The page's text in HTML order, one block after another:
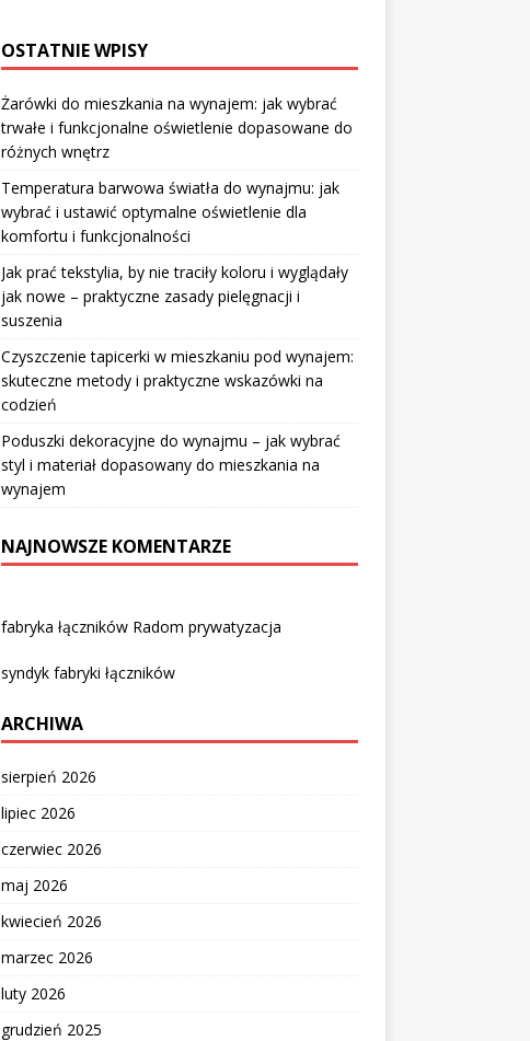
OSTATNIE WPISY
Żarówki do mieszkania na wynajem: jak wybrać
trwałe i funkcjonalne oświetlenie dopasowane do
różnych wnętrz
Temperatura barwowa światła do wynajmu: jak
wybrać i ustawić optymalne oświetlenie dla
komfortu i funkcjonalności
Jak prać tekstylia, by nie traciły koloru i wyglądały
jak nowe – praktyczne zasady pielęgnacji i
suszenia
Czyszczenie tapicerki w mieszkaniu pod wynajem:
skuteczne metody i praktyczne wskazówki na
codzień
Poduszki dekoracyjne do wynajmu – jak wybrać
styl i materiał dopasowany do mieszkania na
wynajem
NAJNOWSZE KOMENTARZE
fabryka łączników Radom prywatyzacja
syndyk fabryki łączników
ARCHIWA
sierpień 2026
lipiec 2026
czerwiec 2026
maj 2026
kwiecień 2026
marzec 2026
luty 2026
grudzień 2025